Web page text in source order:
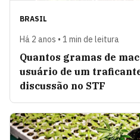
BRASIL
Há 2 anos • 1 min de leitura
Quantos gramas de
usuário de um
discussão no STF